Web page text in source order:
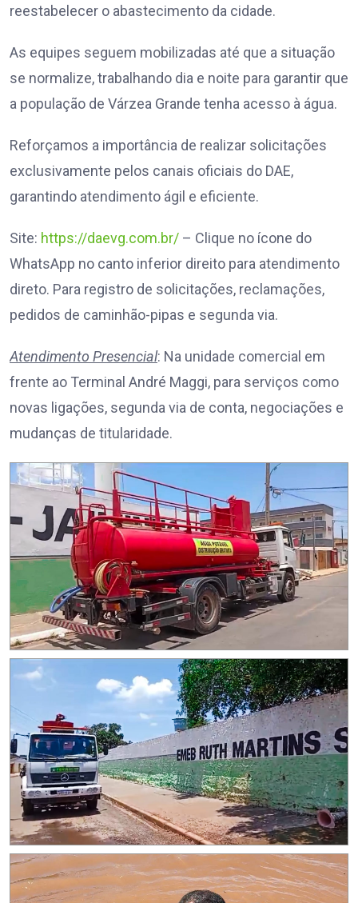
reestabelecer o abastecimento da cidade.
As equipes seguem mobilizadas até que a situação
se normalize, trabalhando dia e noite para garantir que
a população de Várzea Grande tenha acesso à água.
Reforçamos a importância de realizar solicitações
exclusivamente pelos canais oficiais do DAE,
garantindo atendimento ágil e eficiente.
Site: https://daevg.com.br/ – Clique no ícone do
WhatsApp no canto inferior direito para atendimento
direto. Para registro de solicitações, reclamações,
pedidos de caminhão-pipas e segunda via.
Atendimento Presencial: Na unidade comercial em
frente ao Terminal André Maggi, para serviços como
novas ligações, segunda via de conta, negociações e
mudanças de titularidade.